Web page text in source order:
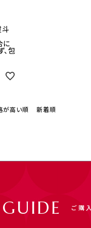
に
包
が高い順 新着順
ご購